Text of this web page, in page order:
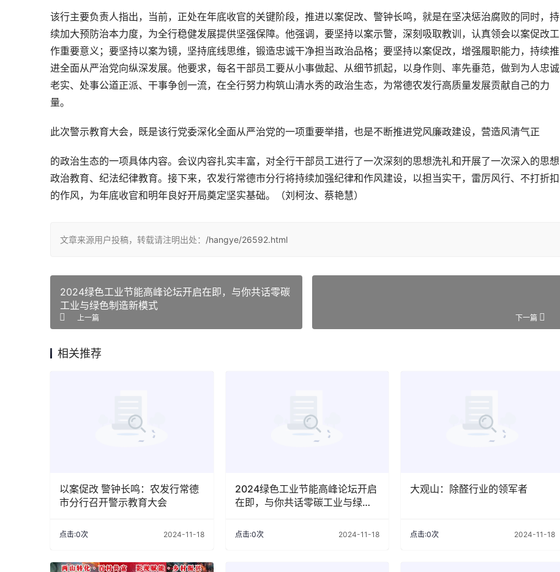
该行主要负责人指出，当前，正处在年底收官的关键阶段，推进以案促改、警钟长鸣，就是在坚决惩治腐败的同时，持
续加大预防治本力度，为全行稳健发展提供坚强保障。他强调，要坚持以案示警，深刻吸取教训，认真领会以案促改工
作重要意义；要坚持以案为镜，坚持底线思维，锻造忠诚干净担当政治品格；要坚持以案促改，增强履职能力，持续推
进全面从严治党向纵深发展。他要求，每名干部员工要从小事做起、从细节抓起，以身作则、率先垂范，做到为人忠诚
老实、处事公道正派、干事争创一流，在全行努力构筑山清水秀的政治生态，为常德农发行高质量发展贡献自己的力
量。
此次警示教育大会，既是该行党委深化全面从严治党的一项重要举措，也是不断推进党风廉政建设，营造风清气正
的政治生态的一项具体内容。会议内容扎实丰富，对全行干部员工进行了一次深刻的思想洗礼和开展了一次深入的思想
政治教育、纪法纪律教育。接下来，农发行常德市分行将持续加强纪律和作风建设，以担当实干，雷厉风行、不打折扣
的作风，为年底收官和明年良好开局奠定坚实基础。（刘柯汝、蔡艳慧）
文章来源用户投稿，转载请注明出处： /hangye/26592.html
2024绿色工业节能高峰论坛开启在即，与你共话零碳
工业与绿色制造新模式
上一篇 下一篇
相关推荐
以案促改 警钟长鸣：农发行常德
市分行召开警示教育大会
点击:0次 2024-11-18
2024绿色工业节能高峰论坛开启
在即，与你共话零碳工业与绿色
点击:0次 2024-11-18
大观山：除醛行业的领军者
点击:0次 2024-11-18